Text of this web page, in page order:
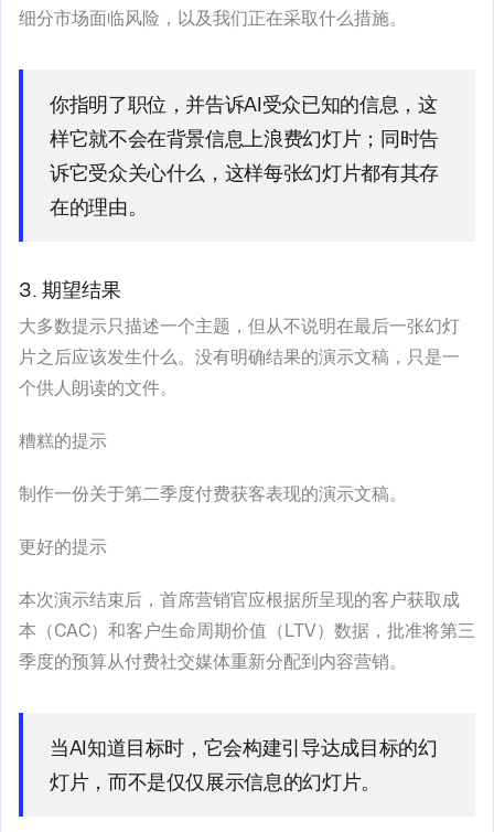
细分市场面临风险，以及我们正在采取什么措施。
你指明了职位，并告诉AI受众已知的信息，这
样它就不会在背景信息上浪费幻灯片；同时告
诉它受众关心什么，这样每张幻灯片都有其存
在的理由。
3. 期望结果
大多数提示只描述一个主题，但从不说明在最后一张幻灯
片之后应该发生什么。没有明确结果的演示文稿，只是一
个供人朗读的文件。
糟糕的提示
制作一份关于第二季度付费获客表现的演示文稿。
更好的提示
本次演示结束后，首席营销官应根据所呈现的客户获取成
本（CAC）和客户生命周期价值（LTV）数据，批准将第三
季度的预算从付费社交媒体重新分配到内容营销。
当AI知道目标时，它会构建引导达成目标的幻
灯片，而不是仅仅展示信息的幻灯片。